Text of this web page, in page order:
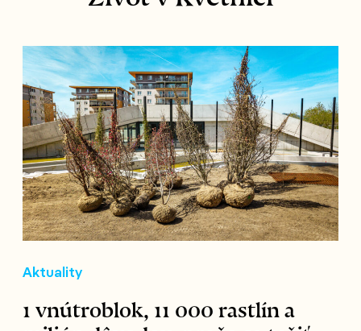
Aktuality
1 vnútroblok, 11 000 rastlín a